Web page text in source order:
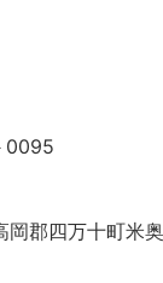
0095
岡郡四万十町米